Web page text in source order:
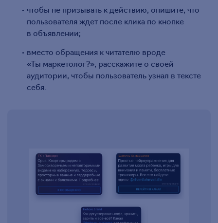
чтобы не призывать к действию, опишите, что
пользователя ждет после клика по кнопке
в объявлении;
вместо обращения к читателю вроде
«Ты маркетолог?», расскажите о своей
аудитории, чтобы пользователь узнал в тексте
себя.